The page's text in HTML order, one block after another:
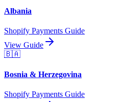
Albania
Shopify Payments Guide
View Guide
🇧🇦
Bosnia & Herzegovina
Shopify Payments Guide